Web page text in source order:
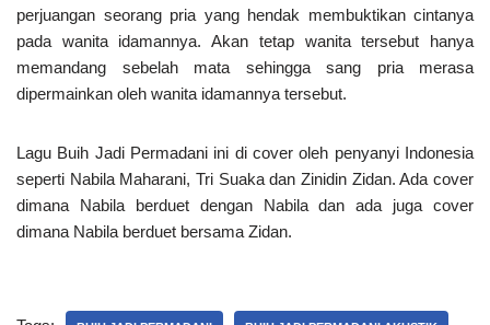
perjuangan seorang pria yang hendak membuktikan cintanya
pada wanita idamannya. Akan tetap wanita tersebut hanya
memandang sebelah mata sehingga sang pria merasa
dipermainkan oleh wanita idamannya tersebut.
Lagu Buih Jadi Permadani ini di cover oleh penyanyi Indonesia
seperti Nabila Maharani, Tri Suaka dan Zinidin Zidan. Ada cover
dimana Nabila berduet dengan Nabila dan ada juga cover
dimana Nabila berduet bersama Zidan.